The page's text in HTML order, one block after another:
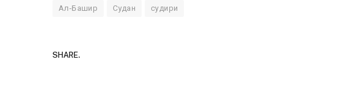
Ал-Башир Судан судири
SHARE.